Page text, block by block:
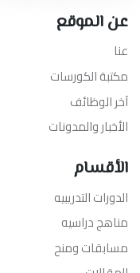
عن الموقع
عنا
مكتبة الكورسات
آخر الوظائف
الأخبار والمدونات
الأقسام
الدورات التدريبيه
مناهج دراسيه
مسابقات ومنح